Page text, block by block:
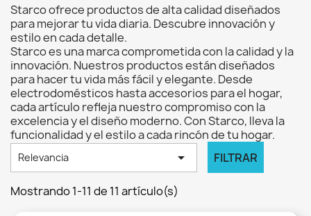
Starco ofrece productos de alta calidad diseñados
para mejorar tu vida diaria. Descubre innovación y
estilo en cada detalle.
Starco es una marca comprometida con la calidad y la
innovación. Nuestros productos están diseñados
para hacer tu vida más fácil y elegante. Desde
electrodomésticos hasta accesorios para el hogar,
cada artículo refleja nuestro compromiso con la
excelencia y el diseño moderno. Con Starco, lleva la
funcionalidad y el estilo a cada rincón de tu hogar.
Relevancia  FILTRAR
Mostrando 1-11 de 11 artículo(s)